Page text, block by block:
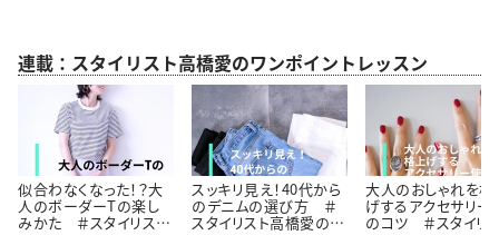
連載：スタイリスト高橋愛のワンポイントレッスン
似合わなくなった！？大
人のボーダーTの楽し
みかた ＃スタイリスト
スッキリ見え！40代から
のデニムの選び方 ＃
スタイリスト高橋愛の着
大人のおしゃれを格
げするアクセサリー
のコツ ＃スタイリ